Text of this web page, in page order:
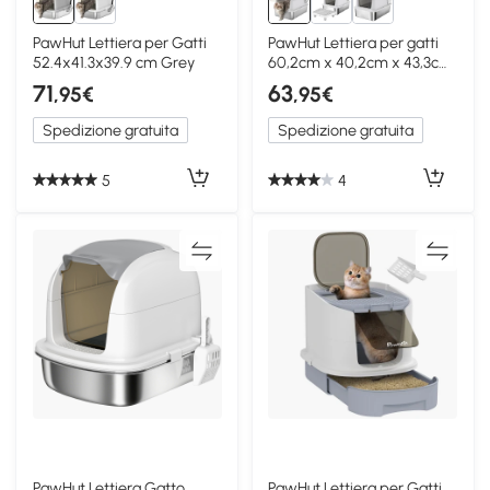
PawHut Lettiera per Gatti
52.4x41.3x39.9 cm Grey
71,95€
Spedizione gratuita
5
PawHut Lettiera per gatti
60,2cm x 40,2cm x 43,3cm
Grigio chiaro
63,95€
Spedizione gratuita
4